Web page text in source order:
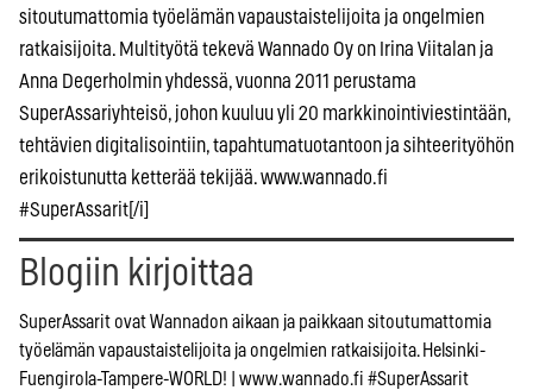
sitoutumattomia työelämän vapaustaistelijoita ja ongelmien
ratkaisijoita. Multityötä tekevä Wannado Oy on Irina Viitalan ja
Anna Degerholmin yhdessä, vuonna 2011 perustama
SuperAssariyhteisö, johon kuuluu yli 20 markkinointiviestintään,
tehtävien digitalisointiin, tapahtumatuotantoon ja sihteerityöhön
erikoistunutta ketterää tekijää. www.wannado.fi
#SuperAssarit[/i]
Blogiin kirjoittaa
SuperAssarit ovat Wannadon aikaan ja paikkaan sitoutumattomia
työelämän vapaustaistelijoita ja ongelmien ratkaisijoita. Helsinki-
Fuengirola-Tampere-WORLD! | www.wannado.fi #SuperAssarit